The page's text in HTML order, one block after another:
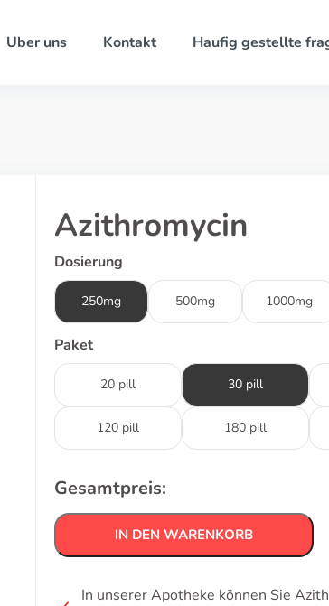
Uber uns Kontakt Haufig gestellte
Azithromycin
Dosierung
250mg 500mg 1000mg
Paket
20 pill 30 pill
120 pill 180 pill
Gesamtpreis:
IN DEN WARENKORB
In unserer Apotheke können Sie